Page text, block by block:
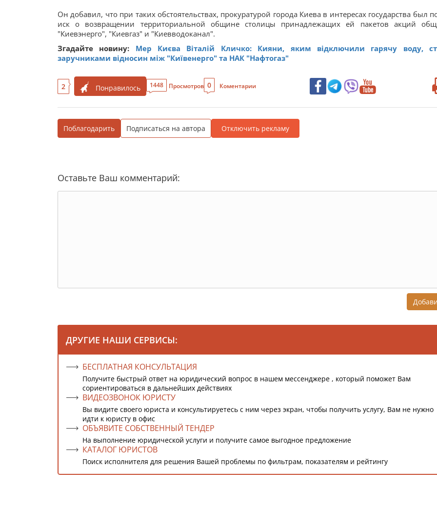
Он добавил, что при таких обстоятельствах, прокуратурой города Киева в интересах государства был
иск о возвращении территориальной общине столицы принадлежащих ей пакетов акций
"Киевэнерго", "Киевгаз" и "Киевводоканал".
Згадайте новину: Мер Києва Віталій Кличко: Кияни, яким відключили гарячу воду,
заручниками відносин між "Київенерго" та НАК "Нафтогаз"
2 Понравилось 1448 Просмотров 0 Коментарии
Поблагодарить Подписаться на автора Отключить рекламу
Оставьте Ваш комментарий:
ДРУГИЕ НАШИ СЕРВИСЫ:
БЕСПЛАТНАЯ КОНСУЛЬТАЦИЯ
Получите быстрый ответ на юридический вопрос в нашем мессенджере , который поможет Вам
сориентироваться в дальнейших действиях
ВИДЕОЗВОНОК ЮРИСТУ
Вы видите своего юриста и консультируетесь с ним через экран, чтобы получить услугу, Вам не нужно
идти к юристу в офис
ОБЪЯВИТЕ СОБСТВЕННЫЙ ТЕНДЕР
На выполнение юридической услуги и получите самое выгодное предложение
КАТАЛОГ ЮРИСТОВ
Поиск исполнителя для решения Вашей проблемы по фильтрам, показателям и рейтингу